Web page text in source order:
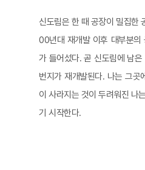
신도림은 한 때 공장이 밀집한
00년대 재개발 이후 대부분의
가 들어섰다. 곧 신도림에 남
번지가 재개발된다. 나는 그곳
이 사라지는 것이 두려워진 나
기 시작한다.